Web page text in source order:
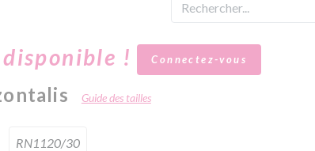
! Connectez-vous
Guide des tailles
RN1120/30